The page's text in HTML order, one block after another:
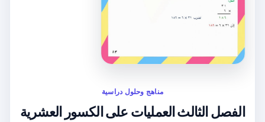
مناهج وحلول دراسية
الفصل الثالث العمليات على الكسور العشرية